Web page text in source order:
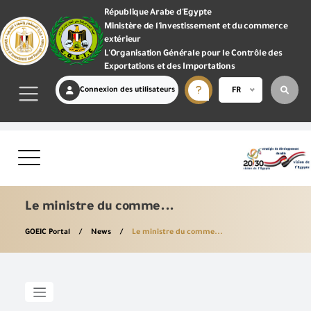
République Arabe d'Egypte
Ministère de l'investissement et du commerce
extérieur
L'Organisation Générale pour le Contrôle des
Exportations et des Importations
Connexion des utilisateurs FR
Le ministre du comme...
GOEIC Portal News Le ministre du comme...